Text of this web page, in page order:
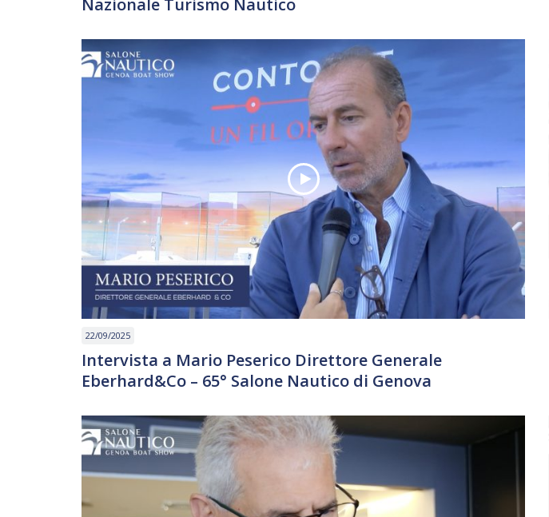
Nazionale Turismo Nautico
22/09/2025
Intervista a Mario Peserico Direttore Generale
Eberhard&Co – 65° Salone Nautico di Genova